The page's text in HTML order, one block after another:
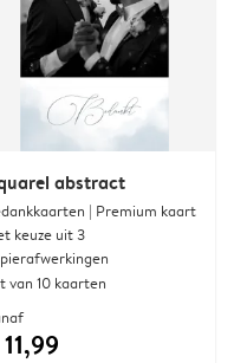
abstract
| Premium kaart
keuze uit 3
van 10 kaarten